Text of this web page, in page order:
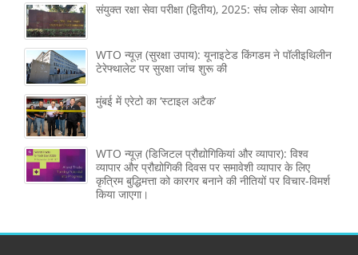
संयुक्त रक्षा सेवा परीक्षा (द्वितीय), 2025: संघ लोक सेवा आयोग
WTO न्यूज़ (सुरक्षा उपाय): यूनाइटेड किंगडम ने पॉलीइथिलीन
टेरेफ्थालेट पर सुरक्षा जांच शुरू की
मुंबई में एरेटो का ‘स्टाइल अटैक’
WTO न्यूज़ (डिजिटल प्रौद्योगिकियां और व्यापार): विश्व
व्यापार और प्रौद्योगिकी दिवस पर समावेशी व्यापार के लिए
कृत्रिम बुद्धिमत्ता को कारगर बनाने की नीतियों पर विचार-विमर्श
किया जाएगा।